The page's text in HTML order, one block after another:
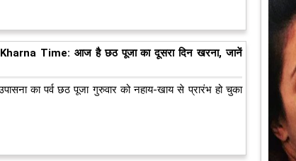
Time: आज है छठ पूजा का दूसरा दिन खरना, जानें
का पर्व छठ पूजा गुरुवार को नहाय-खाय से प्रारंभ हो चुका
वैन